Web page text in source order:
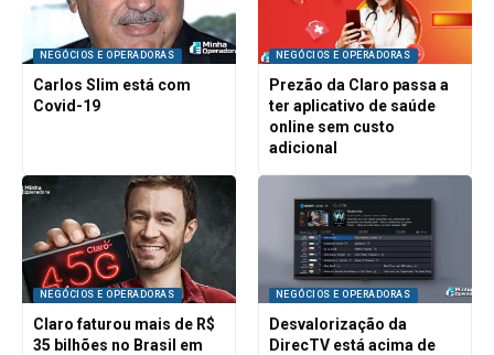
NEGÓCIOS E OPERADORAS
Carlos Slim está com
Covid-19
NEGÓCIOS E OPERADORAS
Prezão da Claro passa a
ter aplicativo de saúde
online sem custo
adicional
NEGÓCIOS E OPERADORAS
Claro faturou mais de R$
35 bilhões no Brasil em
NEGÓCIOS E OPERADORAS
Desvalorização da
DirecTV está acima de